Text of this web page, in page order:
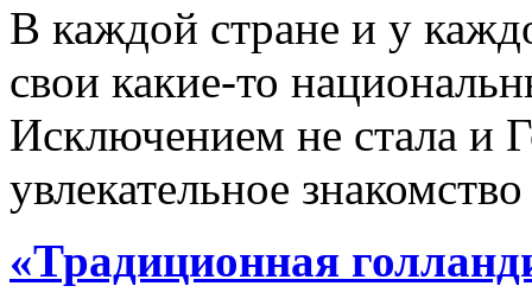
В каждой стране и у
свои какие-то
Исключением не стала и
увлекательное
«Традиционная